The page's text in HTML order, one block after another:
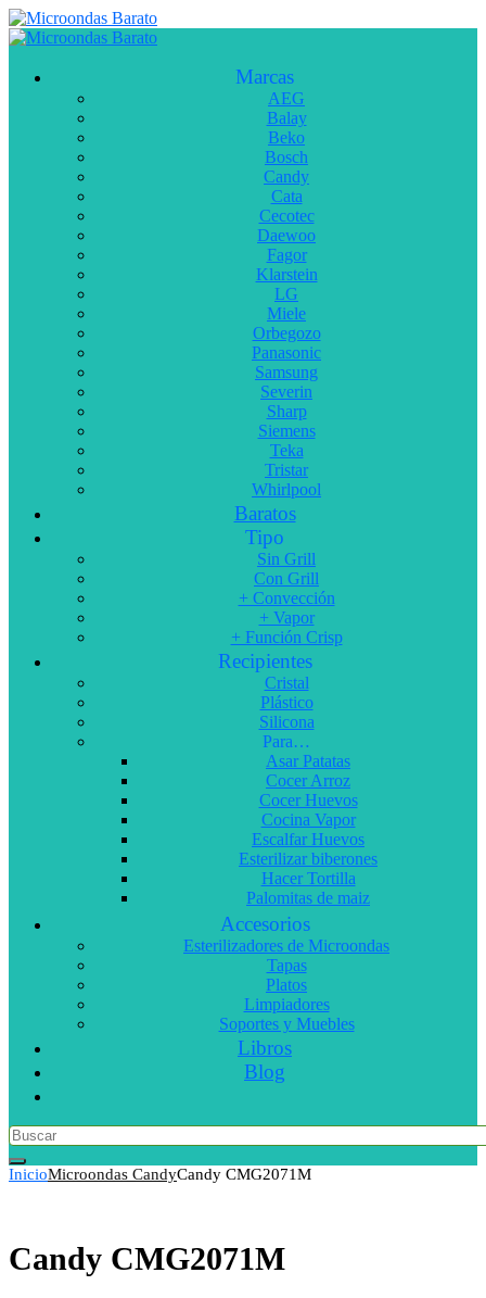
Marcas
AEG
Balay
Beko
Bosch
Candy
Cata
Cecotec
Daewoo
Fagor
Klarstein
LG
Miele
Orbegozo
Panasonic
Samsung
Severin
Sharp
Siemens
Teka
Tristar
Whirlpool
Baratos
Tipo
Sin Grill
Con Grill
+ Convección
+ Vapor
+ Función Crisp
Recipientes
Cristal
Plástico
Silicona
Para…
Asar Patatas
Cocer Arroz
Cocer Huevos
Cocina Vapor
Escalfar Huevos
Esterilizar biberones
Hacer Tortilla
Palomitas de maiz
Accesorios
Esterilizadores de Microondas
Tapas
Platos
Limpiadores
Soportes y Muebles
Libros
Blog
InicioMicroondas CandyCandy CMG2071M
Candy CMG2071M